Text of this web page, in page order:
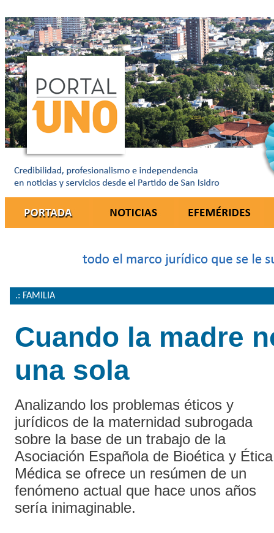
.: FAMILIA
Cuando la madre
una sola
Analizando los problemas éticos y
jurídicos de la maternidad subrogada
sobre la base de un trabajo de la
Asociación Española de Bioética y Ética
Médica se ofrece un resúmen de un
fenómeno actual que hace unos años
sería inimaginable.